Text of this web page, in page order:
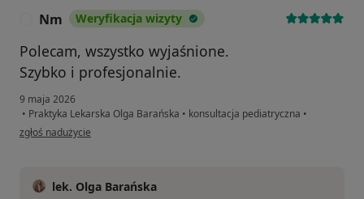
Nm Weryfikacja wizyty
Polecam, wszystko wyjaśnione.
Szybko i profesjonalnie.
9 maja 2026
• Praktyka Lekarska Olga Barańska • konsultacja pediatryczna •
w opinii użytkownika Nm
zgłoś nadużycie
lek. Olga Barańska